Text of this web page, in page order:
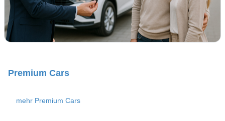
Premium Cars
mehr Premium Cars